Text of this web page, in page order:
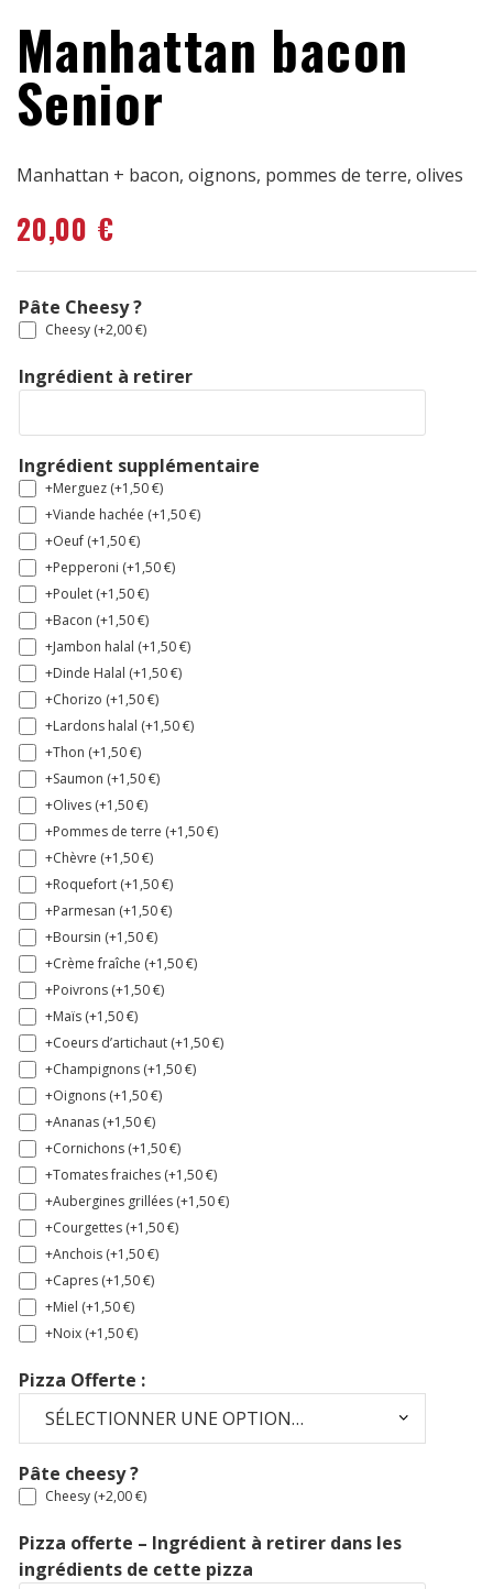
Manhattan bacon
Senior
Manhattan + bacon, oignons, pommes de terre, olives
20,00 €
Pâte Cheesy ?
Cheesy (+2,00€)
Ingrédient à retirer
Ingrédient supplémentaire
+Merguez (+1,50€)
+Viande hachée (+1,50€)
+Oeuf (+1,50€)
+Pepperoni (+1,50€)
+Poulet (+1,50€)
+Bacon (+1,50€)
+Jambon halal (+1,50€)
+Dinde Halal (+1,50€)
+Chorizo (+1,50€)
+Lardons halal (+1,50€)
+Thon (+1,50€)
+Saumon (+1,50€)
+Olives (+1,50€)
+Pommes de terre (+1,50€)
+Chèvre (+1,50€)
+Roquefort (+1,50€)
+Parmesan (+1,50€)
+Boursin (+1,50€)
+Crème fraîche (+1,50€)
+Poivrons (+1,50€)
+Maïs (+1,50€)
+Coeurs d’artichaut (+1,50€)
+Champignons (+1,50€)
+Oignons (+1,50€)
+Ananas (+1,50€)
+Cornichons (+1,50€)
+Tomates fraiches (+1,50€)
+Aubergines grillées (+1,50€)
+Courgettes (+1,50€)
+Anchois (+1,50€)
+Capres (+1,50€)
+Miel (+1,50€)
+Noix (+1,50€)
Pizza Offerte :
Pâte cheesy ?
Cheesy (+2,00€)
Pizza offerte – Ingrédient à retirer dans les
ingrédients de cette pizza